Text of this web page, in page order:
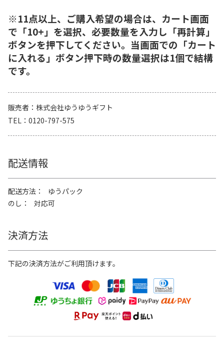
※11点以上、ご購入希望の場合は、カート画面
で「10+」を選択、必要数量を入力し「再計算」
ボタンを押下してください。当画面での「カート
に入れる」ボタン押下時の数量選択は1個で結構
です。
販売者
株式会社ゆうゆうギフト
TEL
0120-797-575
配送情報
配送方法
ゆうパック
のし
対応可
決済方法
下記の決済方法がご利用頂けます。